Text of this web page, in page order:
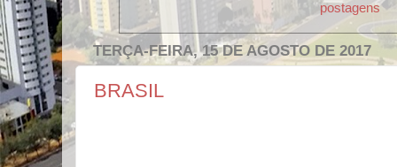
postagens
TERÇA-FEIRA, 15 DE AGOSTO DE 2017
BRASIL